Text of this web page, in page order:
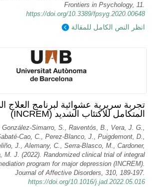
Frontiers in Psychology, 11.
https://doi.org/10.3389/fpsyg.2020.00648
انظر النص الكامل للمقالة
تجربة سريرية عشوائية لبرنامج العلاج
المتكامل للاكتئاب الشديد (INCREM)
Simarro, S., Raventós, B., Vera, J. G.,
Cao, C., Perez-Blanco, J., Puigdemont, D.,
J., Alemany, C., Serra-Blasco, M., Cardoner,
M. J. (2022). Randomized clinical trial of integral
program for major depression (INCREM).
Journal of Affective Disorders, 310, 189-197.
https://doi.org/10.1016/j.jad.2022.05.016